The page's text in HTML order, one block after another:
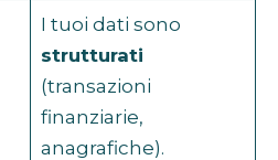
I tuoi dati sono
strutturati
(transazioni
finanziarie,
anagrafiche).